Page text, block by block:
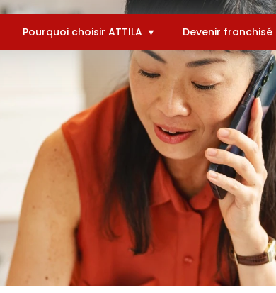
Pourquoi choisir ATTILA Devenir franchisé